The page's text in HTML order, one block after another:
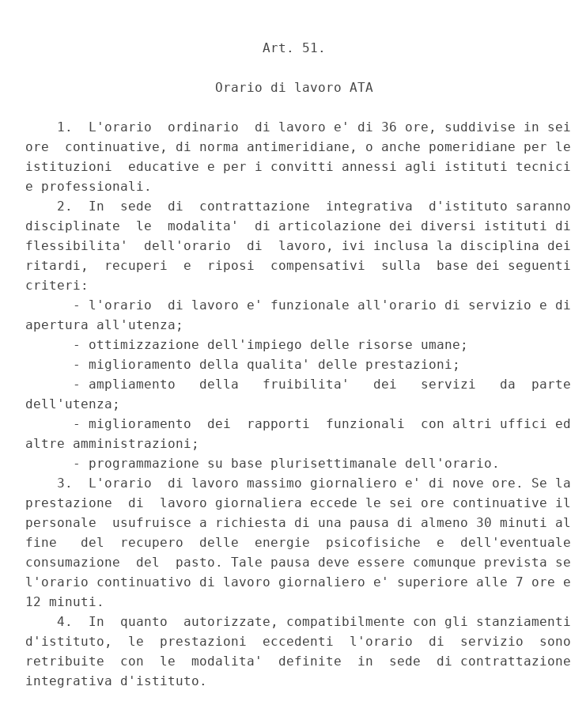
                              Art. 51.
                        Orario di lavoro ATA
    1.  L'orario  ordinario  di lavoro e' di 36 ore, suddivise in sei
ore  continuative, di norma antimeridiane, o anche pomeridiane per le
istituzioni  educative e per i convitti annessi agli istituti tecnici
e professionali.
    2.  In  sede  di  contrattazione  integrativa  d'istituto saranno
disciplinate  le  modalita'  di articolazione dei diversi istituti di
flessibilita'  dell'orario  di  lavoro, ivi inclusa la disciplina dei
ritardi,  recuperi  e  riposi  compensativi  sulla  base dei seguenti
criteri:
      - l'orario  di lavoro e' funzionale all'orario di servizio e di
apertura all'utenza;
      - ottimizzazione dell'impiego delle risorse umane;
      - miglioramento della qualita' delle prestazioni;
      - ampliamento   della   fruibilita'   dei   servizi   da  parte
dell'utenza;
      - miglioramento  dei  rapporti  funzionali  con altri uffici ed
altre amministrazioni;
      - programmazione su base plurisettimanale dell'orario.
    3.  L'orario  di lavoro massimo giornaliero e' di nove ore. Se la
prestazione  di  lavoro giornaliera eccede le sei ore continuative il
personale  usufruisce a richiesta di una pausa di almeno 30 minuti al
fine   del  recupero  delle  energie  psicofisiche  e  dell'eventuale
consumazione  del  pasto. Tale pausa deve essere comunque prevista se
l'orario continuativo di lavoro giornaliero e' superiore alle 7 ore e
12 minuti.
    4.  In  quanto  autorizzate, compatibilmente con gli stanziamenti
d'istituto,  le  prestazioni  eccedenti  l'orario  di  servizio  sono
retribuite  con  le  modalita'  definite  in  sede  di contrattazione